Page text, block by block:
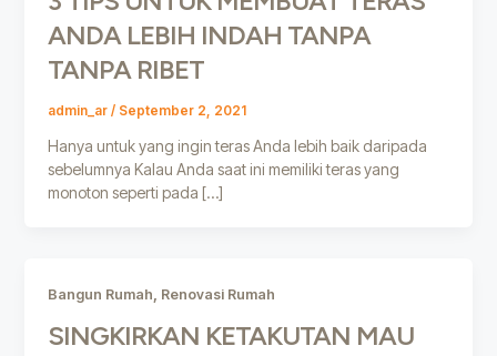
ANDA LEBIH INDAH TANPA
TANPA RIBET
admin_ar / September 2, 2021
Hanya untuk yang ingin teras Anda lebih baik daripada
sebelumnya Kalau Anda saat ini memiliki teras yang
monoton seperti pada […]
Bangun Rumah Renovasi Rumah
SINGKIRKAN KETAKUTAN MAU